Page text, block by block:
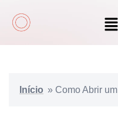
Início » Como Abrir